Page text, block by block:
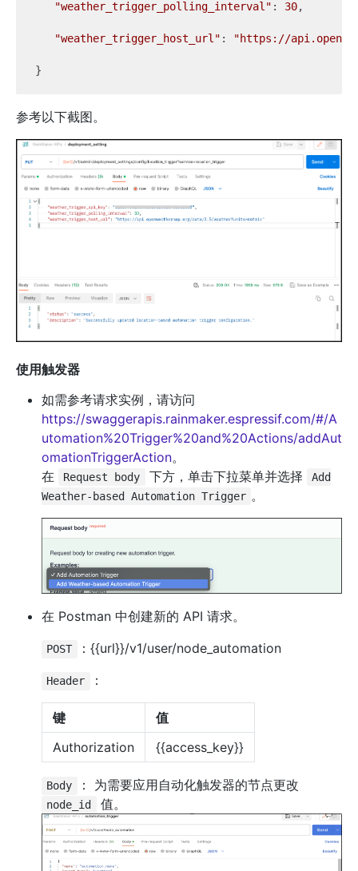
"weather_trigger_polling_interval" : 30,
"weather_trigger_host_url" : "https://
参考以下截图。
使用触发器
如需参考请求实例，请访问
https://swaggerapis.rainmaker.espressif.com/#/A
utomation%20Trigger%20and%20Actions/addAut
omationTriggerAction。
在
Request body 下方，单击下拉菜单并选择
Add
Weather-based Automation Trigger 。
在 Postman 中创建新的 API 请求。
POST ：{{url}}/v1/user/node_automation
Header ：
键
值
Authorization
{{access_key}}
Body ： 为需要应用自动化触发器的节点更改
node_id 值。